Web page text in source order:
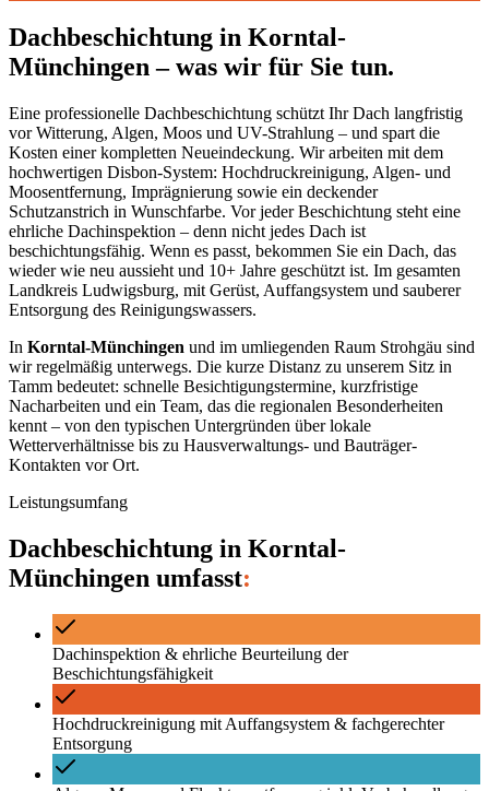
Dachbeschichtung in Korntal-
Münchingen – was wir für Sie tun.
Eine professionelle Dachbeschichtung schützt Ihr Dach langfristig
vor Witterung, Algen, Moos und UV-Strahlung – und spart die
Kosten einer kompletten Neueindeckung. Wir arbeiten mit dem
hochwertigen Disbon-System: Hochdruckreinigung, Algen- und
Moosentfernung, Imprägnierung sowie ein deckender
Schutzanstrich in Wunschfarbe. Vor jeder Beschichtung steht eine
ehrliche Dachinspektion – denn nicht jedes Dach ist
beschichtungsfähig. Wenn es passt, bekommen Sie ein Dach, das
wieder wie neu aussieht und 10+ Jahre geschützt ist. Im gesamten
Landkreis Ludwigsburg, mit Gerüst, Auffangsystem und sauberer
Entsorgung des Reinigungswassers.
In Korntal-Münchingen und im umliegenden Raum Strohgäu sind
wir regelmäßig unterwegs. Die kurze Distanz zu unserem Sitz in
Tamm bedeutet: schnelle Besichtigungstermine, kurzfristige
Nacharbeiten und ein Team, das die regionalen Besonderheiten
kennt – von den typischen Untergründen über lokale
Wetterverhältnisse bis zu Hausverwaltungs- und Bauträger-
Kontakten vor Ort.
Leistungsumfang
Dachbeschichtung in Korntal-
Münchingen umfasst:
Dachinspektion & ehrliche Beurteilung der
Beschichtungsfähigkeit
Hochdruckreinigung mit Auffangsystem & fachgerechter
Entsorgung